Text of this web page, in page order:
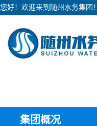
您好！欢迎来到随州水务集团！
集团概况